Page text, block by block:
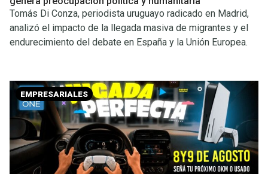
Tomás Di Conza, periodista uruguayo radicado en Madrid,
analizó el impacto de la llegada masiva de migrantes y el
endurecimiento del debate en España y la Unión Europea.
EMPRESARIALES